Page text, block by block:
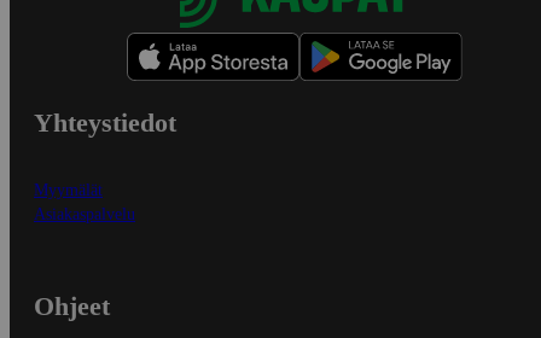
Yhteystiedot
Myymälät
Asiakaspalvelu
Ohjeet